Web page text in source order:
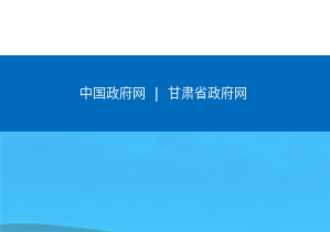
中国政府网 | 甘肃省政府网